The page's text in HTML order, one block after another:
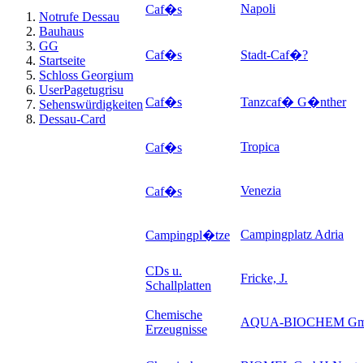
Notrufe Dessau
Bauhaus
GG
Startseite
Schloss Georgium
UserPagetugrisu
Sehenswürdigkeiten
Dessau-Card
Caf�s Napoli
Caf�s Stadt-Caf�?
Caf�s Tanzcaf� G�nther
Caf�s Tropica
Caf�s Venezia
Campingpl�tze Campingplatz Adria
CDs u.
Schallplatten
Fricke, J.
Chemische
Erzeugnisse
AQUA-BIOCHEM